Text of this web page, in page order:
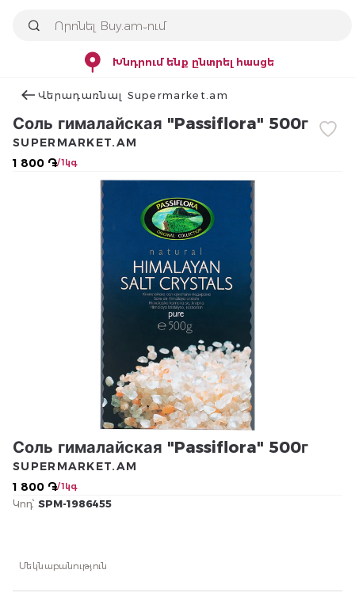
Խնդրում ենք ընտրել հասցե
Վերադառնալ Supermarket.am
Соль гималайская "Passiflora" 500г
1 800 ֏/ 1կգ
SUPERMARKET.AM
Соль гималайская "Passiflora" 500г
1 800 ֏/ 1կգ
SUPERMARKET.AM
Կոդ՝ SPM-1986455
Մեկնաբանություն